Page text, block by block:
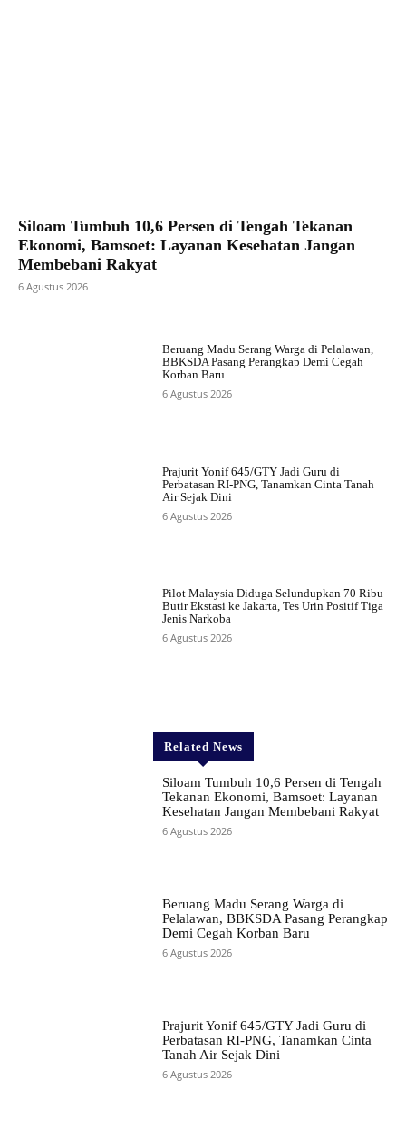
Siloam Tumbuh 10,6 Persen di Tengah Tekanan
Ekonomi, Bamsoet: Layanan Kesehatan Jangan
Membebani Rakyat
6 Agustus 2026
Beruang Madu Serang Warga di Pelalawan,
BBKSDA Pasang Perangkap Demi Cegah
Korban Baru
6 Agustus 2026
Prajurit Yonif 645/GTY Jadi Guru di
Perbatasan RI-PNG, Tanamkan Cinta Tanah
Air Sejak Dini
6 Agustus 2026
Pilot Malaysia Diduga Selundupkan 70 Ribu
Butir Ekstasi ke Jakarta, Tes Urin Positif Tiga
Jenis Narkoba
6 Agustus 2026
Related News
Siloam Tumbuh 10,6 Persen di Tengah
Tekanan Ekonomi, Bamsoet: Layanan
Kesehatan Jangan Membebani Rakyat
6 Agustus 2026
Beruang Madu Serang Warga di
Pelalawan, BBKSDA Pasang Perangkap
Demi Cegah Korban Baru
6 Agustus 2026
Prajurit Yonif 645/GTY Jadi Guru di
Perbatasan RI-PNG, Tanamkan Cinta
Tanah Air Sejak Dini
6 Agustus 2026